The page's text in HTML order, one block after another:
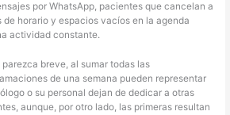
por WhatsApp, pacientes que cancelan a
de horario y espacios vacíos en la agenda
actividad constante.
breve, al sumar todas las
de una semana pueden representar
o su personal dejan de dedicar a otras
aunque, por otro lado, las primeras resultan